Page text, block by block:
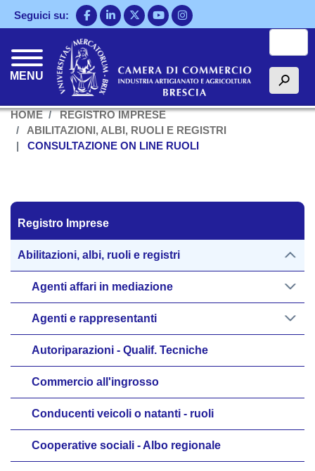
Salta
al
Seguici su:
MENU h
HOME
REGISTRO IMPRESE
ABILITAZIONI, ALBI, RUOLI E REGISTRI
CONSULTAZIONE ON LINE RUOLI
Registro Imprese
Registro Imprese
Abilitazioni, albi, ruoli e registri
Agenti affari in mediazione
Agenti e rappresentanti
Autoriparazioni - Qualif. Tecniche
Commercio all'ingrosso
Conducenti veicoli o natanti - ruoli
Cooperative sociali - Albo regionale